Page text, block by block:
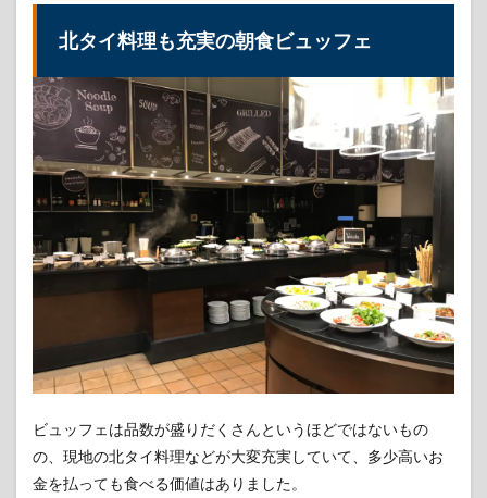
北タイ料理も充実の朝食ビュッフェ
ビュッフェは品数が盛りだくさんというほどではないもの
の、現地の北タイ料理などが大変充実していて、多少高いお
金を払っても食べる価値はありました。